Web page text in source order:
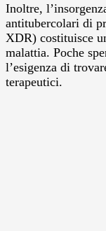
Inoltre,
antitubercolari di
XDR) costituisce
malattia. Poche
l’esigenza di
terapeutici.